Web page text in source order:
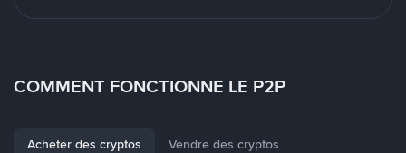
COMMENT FONCTIONNE LE P2P
Acheter des cryptos Vendre des cryptos